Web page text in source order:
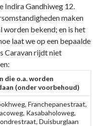
Indira Gandhiweg 12.
maken
worden bekend; en is het
laat we op een bepaalde
Caravan rijdt niet
die o.a. worden
(onder voorbehoud)
Franchepanestraat,
Kasabaholoweg,
Duisburglaan